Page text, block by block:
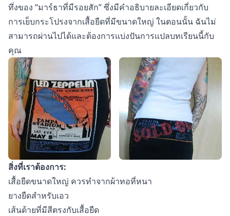
ทึ่งของ “มาร์ธาที่มีรอยสัก” ซึ่งมีคำอธิบายละเอียดเกี่ยวกับ
การเย็บกระโปรงจากเสื้อยืดที่มีขนาดใหญ่ ในตอนนั้น ฉันไม่
สามารถผ่านไปได้และต้องการแบ่งปันการแปลบทเรียนนี้กับ
คุณ
สิ่งที่เราต้องการ:
เสื้อยืดขนาดใหญ่ ควรทำจากผ้าทอที่หนา
ยางยืดสำหรับเอว
เส้นด้ายที่มีสีตรงกับเสื้อยืด